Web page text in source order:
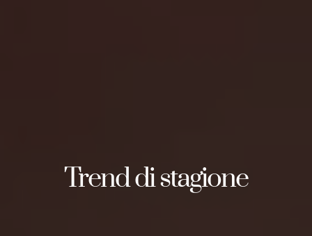
Trend di stagione